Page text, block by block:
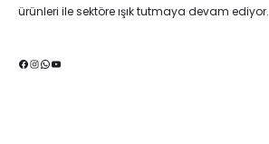
ürünleri ile sektöre ışık tutmaya devam ediyor.
Facebook
Instagram
WhatsApp
YouTube